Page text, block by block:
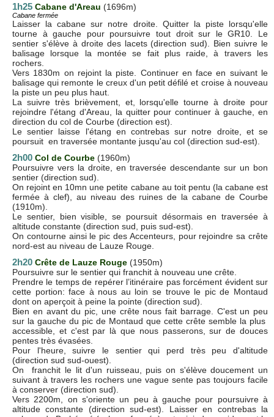
1h25 Cabane d'Areau (1696m)
Cabane fermée
Laisser la cabane sur notre droite. Quitter la piste lorsqu'elle
tourne à gauche pour poursuivre tout droit sur le GR10. Le
sentier s'élève à droite des lacets (direction sud). Bien suivre le
balisage lorsque la montée se fait plus raide, à travers les
rochers.
Vers 1830m on rejoint la piste. Continuer en face en suivant le
balisage qui remonte le creux d'un petit défilé et croise à nouveau
la piste un peu plus haut.
La suivre très brièvement, et, lorsqu'elle tourne à droite pour
rejoindre l'étang d'Areau, la quitter pour continuer à gauche, en
direction du col de Courbe (direction est).
Le sentier laisse l'étang en contrebas sur notre droite, et se
poursuit en traversée montante jusqu'au col (direction sud-est).
2h00 Col de Courbe (1960m)
Poursuivre vers la droite, en traversée descendante sur un bon
sentier (direction sud).
On rejoint en 10mn une petite cabane au toit pentu (la cabane est
fermée à clef), au niveau des ruines de la cabane de Courbe
(1910m).
Le sentier, bien visible, se poursuit désormais en traversée à
altitude constante (direction sud, puis sud-est).
On contourne ainsi le pic des Accenteurs, pour rejoindre sa crête
nord-est au niveau de Lauze Rouge.
2h20 Crête de Lauze Rouge (1950m)
Poursuivre sur le sentier qui franchit à nouveau une crête.
Prendre le temps de repérer l’itinéraire pas forcément évident sur
cette portion: face à nous au loin se trouve le pic de Montaud
dont on aperçoit à peine la pointe (direction sud).
Bien en avant du pic, une crête nous fait barrage. C'est un peu
sur la gauche du pic de Montaud que cette crête semble la plus
accessible, et c'est par là que nous passerons, sur de douces
pentes très évasées.
Pour l'heure, suivre le sentier qui perd très peu d'altitude
(direction sud sud-ouest).
On franchit le lit d'un ruisseau, puis on s'élève doucement un
suivant à travers les rochers une vague sente pas toujours facile
à conserver (direction sud).
Vers 2200m, on s'oriente un peu à gauche pour poursuivre à
altitude constante (direction sud-est). Laisser en contrebas la